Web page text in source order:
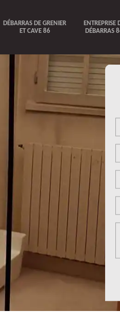
DÉBARRAS DE GRENIER
ET CAVE 86
ENTREPRISE
DÉBARRAS